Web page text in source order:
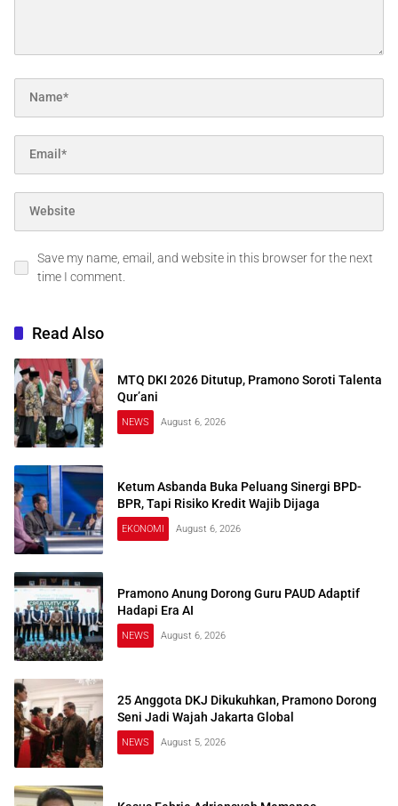
Save my name, email, and website in this browser for the next
time I comment.
Read Also
MTQ DKI 2026 Ditutup, Pramono Soroti Talenta
Qur’ani
NEWS August 6, 2026
Ketum Asbanda Buka Peluang Sinergi BPD-
BPR, Tapi Risiko Kredit Wajib Dijaga
EKONOMI August 6, 2026
Pramono Anung Dorong Guru PAUD Adaptif
Hadapi Era AI
NEWS August 6, 2026
25 Anggota DKJ Dikukuhkan, Pramono Dorong
Seni Jadi Wajah Jakarta Global
NEWS August 5, 2026